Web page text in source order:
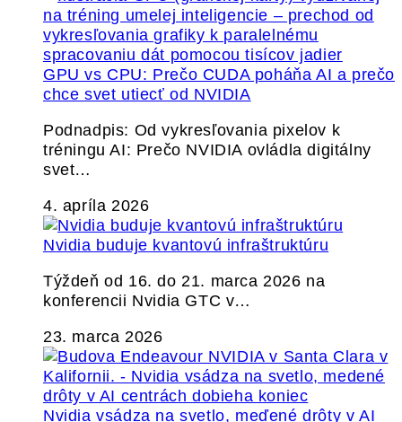
GPU vs CPU: Prečo CUDA poháňa AI a prečo
chce svet utiecť od NVIDIA
Podnadpis: Od vykresľovania pixelov k
tréningu AI: Prečo NVIDIA ovládla digitálny
svet…
4. apríla 2026
Nvidia buduje kvantovú infraštruktúru
Týždeň od 16. do 21. marca 2026 na
konferencii Nvidia GTC v…
23. marca 2026
Nvidia vsádza na svetlo, meďené drôty v AI